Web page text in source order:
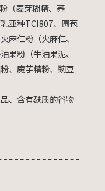
（麦芽糊精、荞
亚种TCI807、圆苞
麻仁粉（火麻仁、
果粉（牛油果泥、
、魔芋精粉、豌豆
、含有麸质的谷物